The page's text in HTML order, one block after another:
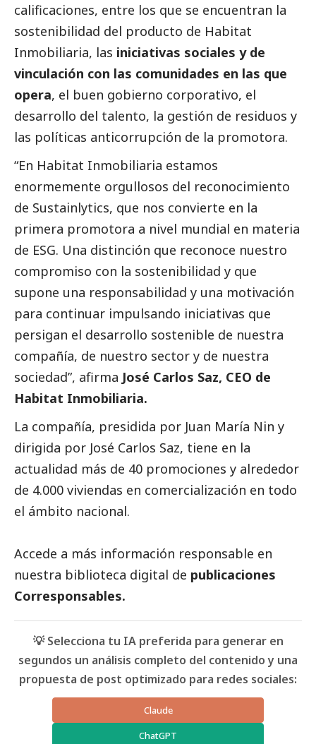
calificaciones, entre los que se encuentran la
sostenibilidad del producto de Habitat
Inmobiliaria, las iniciativas sociales y de
vinculación con las comunidades en las que
opera, el buen gobierno corporativo, el
desarrollo del talento, la gestión de residuos y
las políticas anticorrupción de la promotora.
“En Habitat Inmobiliaria estamos
enormemente orgullosos del reconocimiento
de Sustainlytics, que nos convierte en la
primera promotora a nivel mundial en materia
de ESG. Una distinción que reconoce nuestro
compromiso con la sostenibilidad y que
supone una responsabilidad y una motivación
para continuar impulsando iniciativas que
persigan el desarrollo sostenible de nuestra
compañía, de nuestro sector y de nuestra
sociedad”, afirma José Carlos Saz, CEO de
Habitat Inmobiliaria.
La compañía, presidida por Juan María Nin y
dirigida por José Carlos Saz, tiene en la
actualidad más de 40 promociones y alrededor
de 4.000 viviendas en comercialización en todo
el ámbito nacional.
Accede a más información responsable en
nuestra biblioteca digital de publicaciones
Corresponsables.
💡 Selecciona tu IA preferida para generar en
segundos un análisis completo del contenido y una
propuesta de post optimizado para redes sociales:
Claude
ChatGPT